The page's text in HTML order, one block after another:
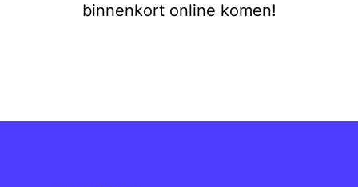
binnenkort online komen!